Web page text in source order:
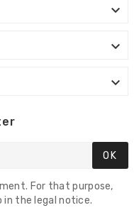



OK
For that purpose,
the legal notice.